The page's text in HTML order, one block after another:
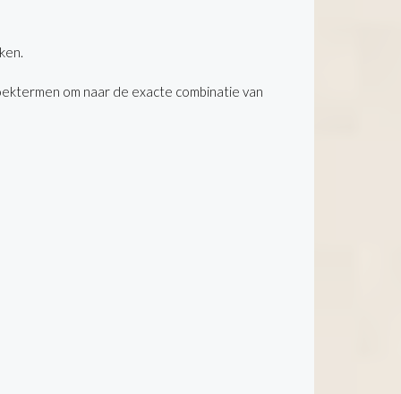
om naar de exacte combinatie van